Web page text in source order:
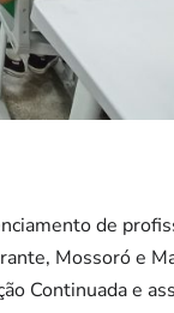
de
Mossoró e
Continuada e